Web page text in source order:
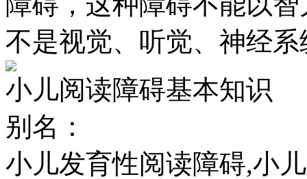
不是视觉、听觉、神经
小儿阅读障碍基本知识
别名：
小儿发育性阅读障碍,小